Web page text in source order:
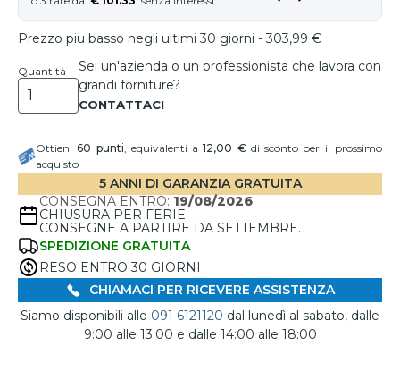
Prezzo piu basso negli ultimi 30 giorni - 303,99 €
Quantità
Sei un'azienda o un professionista che lavora con
grandi forniture?
Ottieni60 punti, equivalenti a12,00 €di sconto per il prossimo
acquisto
5 ANNI DI GARANZIA GRATUITA
CONSEGNA ENTRO: 19/08/2026
CHIUSURA PER FERIE:
CONSEGNE A PARTIRE DA SETTEMBRE.
SPEDIZIONE GRATUITA
RESO ENTRO 30 GIORNI
CHIAMACI PER RICEVERE ASSISTENZA
Siamo disponibili allo 091 6121120 dal lunedì al sabato, dalle
9:00 alle 13:00 e dalle 14:00 alle 18:00